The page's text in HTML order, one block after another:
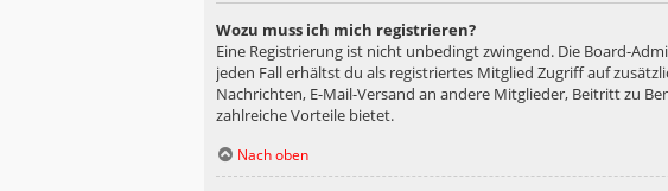
Wozu muss ich mich registrieren?
Eine Registrierung ist nicht unbedingt zwingend. Die Board-
jeden Fall erhältst du als registriertes Mitglied Zugriff auf
Nachrichten, E-Mail-Versand an andere Mitglieder, Beitritt zu
zahlreiche Vorteile bietet.
Nach oben